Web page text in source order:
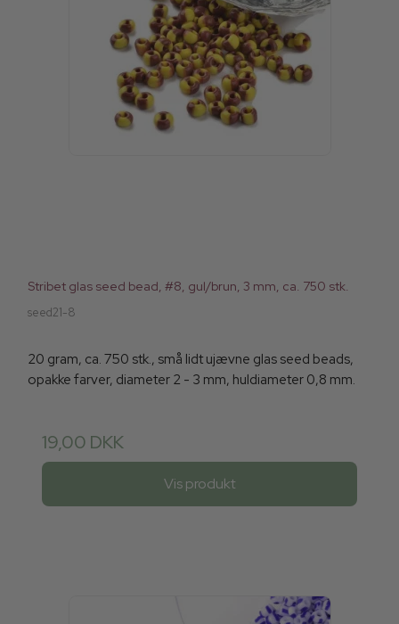
Stribet glas seed bead, #8, gul/brun, 3 mm, ca. 750 stk.
seed21-8
20 gram, ca. 750 stk., små lidt ujævne glas seed beads,
opakke farver, diameter 2 - 3 mm, huldiameter 0,8 mm.
19,00 DKK
Vis produkt